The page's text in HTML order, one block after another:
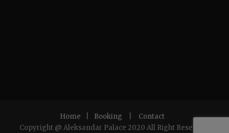
Home Booking
Contact
Copyright @ Aleksandar Palace 2020 All Right Reserved.